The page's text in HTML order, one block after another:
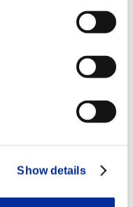
Show details